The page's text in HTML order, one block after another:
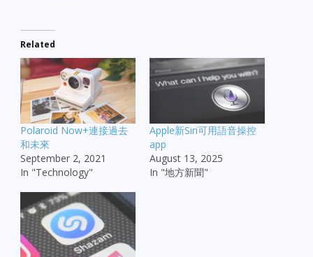
Related
Polaroid Now+連接過去
和未來
September 2, 2021
In "Technology"
Apple新Siri可用語音操控
app
August 13, 2025
In "地方新聞"